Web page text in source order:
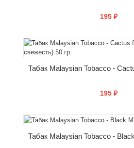
195 ₽
КУПИТЬ
195 ₽
КУПИТЬ